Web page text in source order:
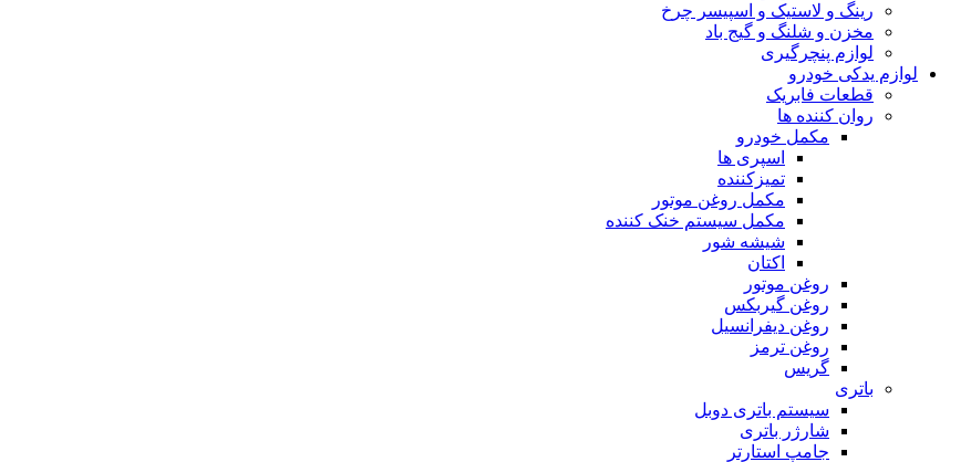
رینگ و لاستیک و اسپیسر چرخ
مخزن و شلنگ و گیج باد
لوازم پنچرگیری
لوازم یدکی خودرو
قطعات فابریک
روان کننده ها
مکمل خودرو
اسپری ها
تمیزکننده
مکمل روغن موتور
مکمل سیستم خنک کننده
شیشه شور
اکتان
روغن موتور
روغن گیربکس
روغن دیفرانسیل
روغن ترمز
گریس
باتری
سیستم باتری دوبل
شارژر باتری
جامپ استارتر